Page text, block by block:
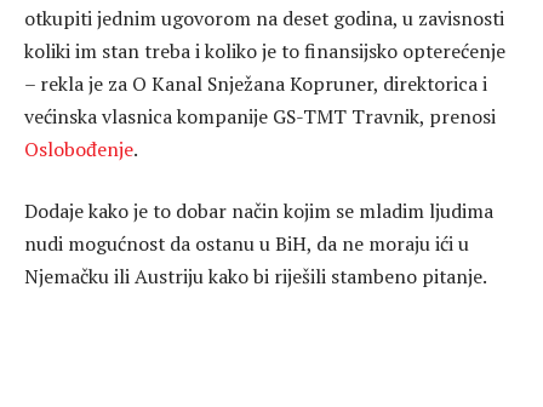
otkupiti jednim ugovorom na deset godina, u zavisnosti
koliki im stan treba i koliko je to finansijsko opterećenje
– rekla je za O Kanal Snježana Kopruner, direktorica i
većinska vlasnica kompanije GS-TMT Travnik, prenosi
Oslobođenje.
Dodaje kako je to dobar način kojim se mladim ljudima
nudi mogućnost da ostanu u BiH, da ne moraju ići u
Njemačku ili Austriju kako bi riješili stambeno pitanje.